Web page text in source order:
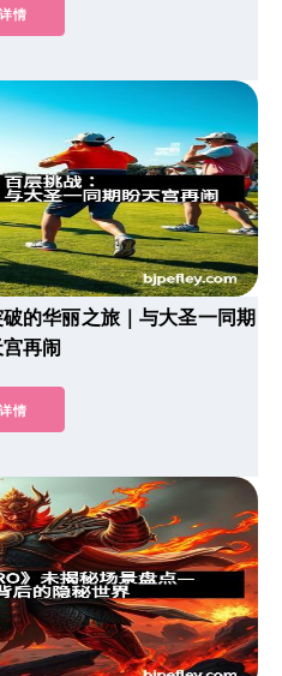
详情
的华丽之旅｜与大圣一同期
宫再闹
详情